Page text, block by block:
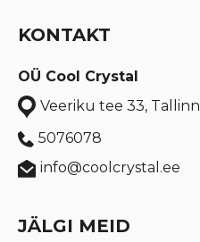
KONTAKT
OÜ Cool Crystal
Veeriku tee 33, Tallinn
5076078
info@coolcrystal.ee
JÄLGI MEID